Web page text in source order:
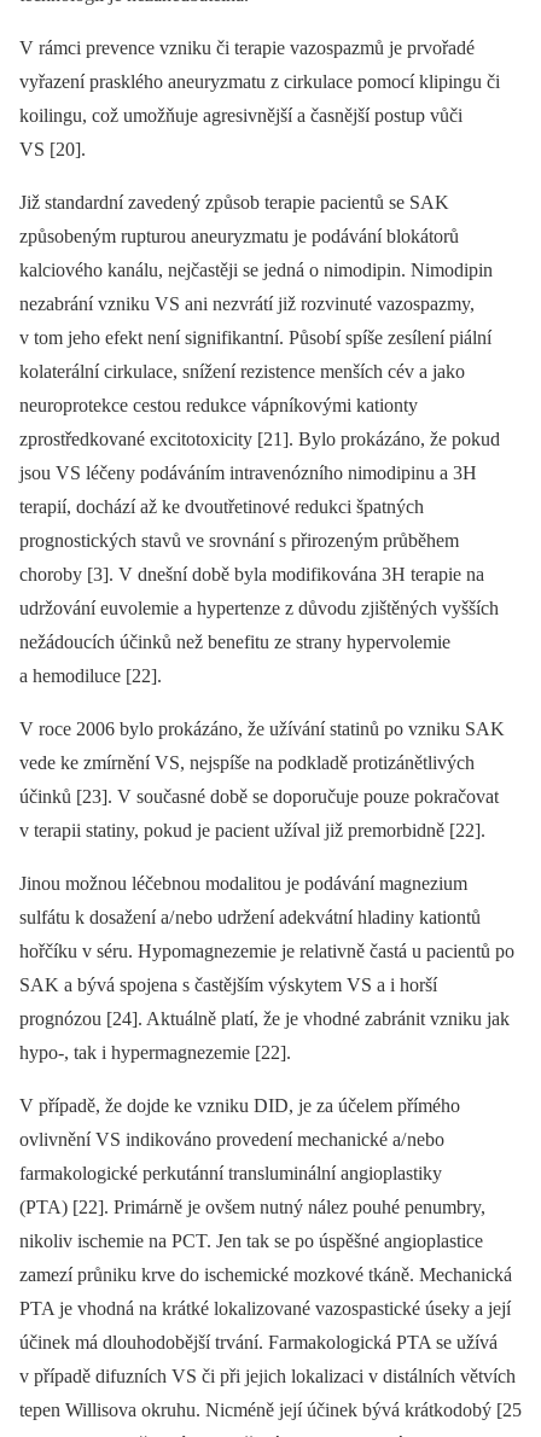
V rámci prevence vzniku či terapie vazospazmů je prvořadé
vyřazení prasklého aneuryzmatu z cirkulace pomocí klipingu či
koilingu, což umožňuje agresivnější a časnější postup vůči
VS [20].
Již standardní zavedený způsob terapie pacientů se SAK
způsobeným rupturou aneuryzmatu je podávání blokátorů
kalciového kanálu, nejčastěji se jedná o nimodipin. Nimodipin
nezabrání vzniku VS ani nezvrátí již rozvinuté vazospazmy,
v tom jeho efekt není signifikantní. Působí spíše zesílení piální
kolaterální cirkulace, snížení rezistence menších cév a jako
neuroprotekce cestou redukce vápníkovými kationty
zprostředkované excitotoxicity [21]. Bylo prokázáno, že pokud
jsou VS léčeny podáváním intravenózního nimodipinu a 3H
terapií, dochází až ke dvoutřetinové redukci špatných
prognostických stavů ve srovnání s přirozeným průběhem
choroby [3]. V dnešní době byla modifikována 3H terapie na
udržování euvolemie a hypertenze z důvodu zjištěných vyšších
nežádoucích účinků než benefitu ze strany hypervolemie
a hemodiluce [22].
V roce 2006 bylo prokázáno, že užívání statinů po vzniku SAK
vede ke zmírnění VS, nejspíše na podkladě protizánětlivých
účinků [23]. V současné době se doporučuje pouze pokračovat
v terapii statiny, pokud je pacient užíval již premorbidně [22].
Jinou možnou léčebnou modalitou je podávání magnezium
sulfátu k dosažení a/ nebo udržení adekvátní hladiny kationtů
hořčíku v séru. Hypomagnezemie je relativně častá u pacientů po
SAK a bývá spojena s častějším výskytem VS a i horší
prognózou [24]. Aktuálně platí, že je vhodné zabránit vzniku jak
hypo‑, tak i hypermagnezemie [22].
V případě, že dojde ke vzniku DID, je za účelem přímého
ovlivnění VS indikováno provedení mechanické a/ nebo
farmakologické perkutánní transluminální angioplastiky
(PTA) [22]. Primárně je ovšem nutný nález pouhé penumbry,
nikoliv ischemie na PCT. Jen tak se po úspěšné angioplastice
zamezí průniku krve do ischemické mozkové tkáně. Mechanická
PTA je vhodná na krátké lokalizované vazospastické úseky a její
účinek má dlouhodobější trvání. Farmakologická PTA se užívá
v případě difuzních VS či při jejich lokalizaci v distálních větvích
tepen Willisova okruhu. Nicméně její účinek bývá krátkodobý [25